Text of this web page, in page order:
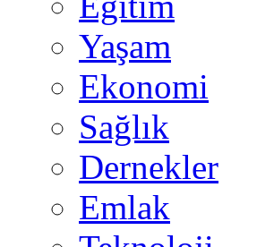
Yaşam
Ekonomi
Sağlık
Dernekler
Emlak